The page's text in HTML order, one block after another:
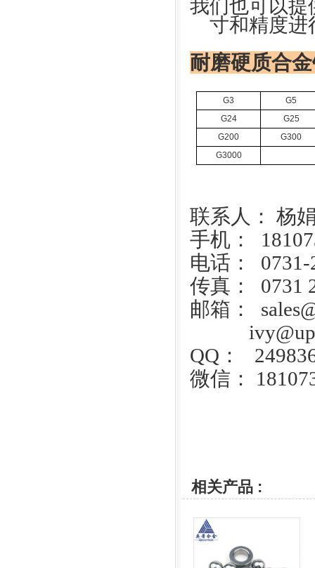
我们也可以提
寸和精度进
耐磨硬质合
G3
G5
G24
G25
G200
G300
G3000
联系人： 杨
手机：
电话： 0731-
传真： 0731
邮箱：
QQ：
微信：
相关产品 :